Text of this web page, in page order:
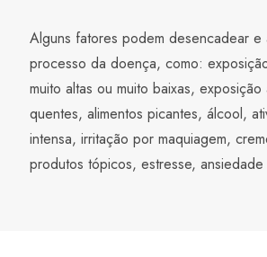
Alguns fatores podem desencadear e
processo da doença, como:
muito altas ou muito baixas,
quentes, alimentos picantes, álcool,
intensa, irritação por maquiagem,
produtos tópicos, estresse, ansiedade